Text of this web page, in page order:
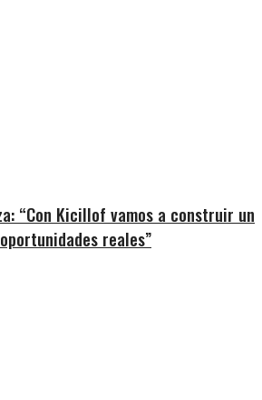
“Con Kicillof vamos a construir un
reales”